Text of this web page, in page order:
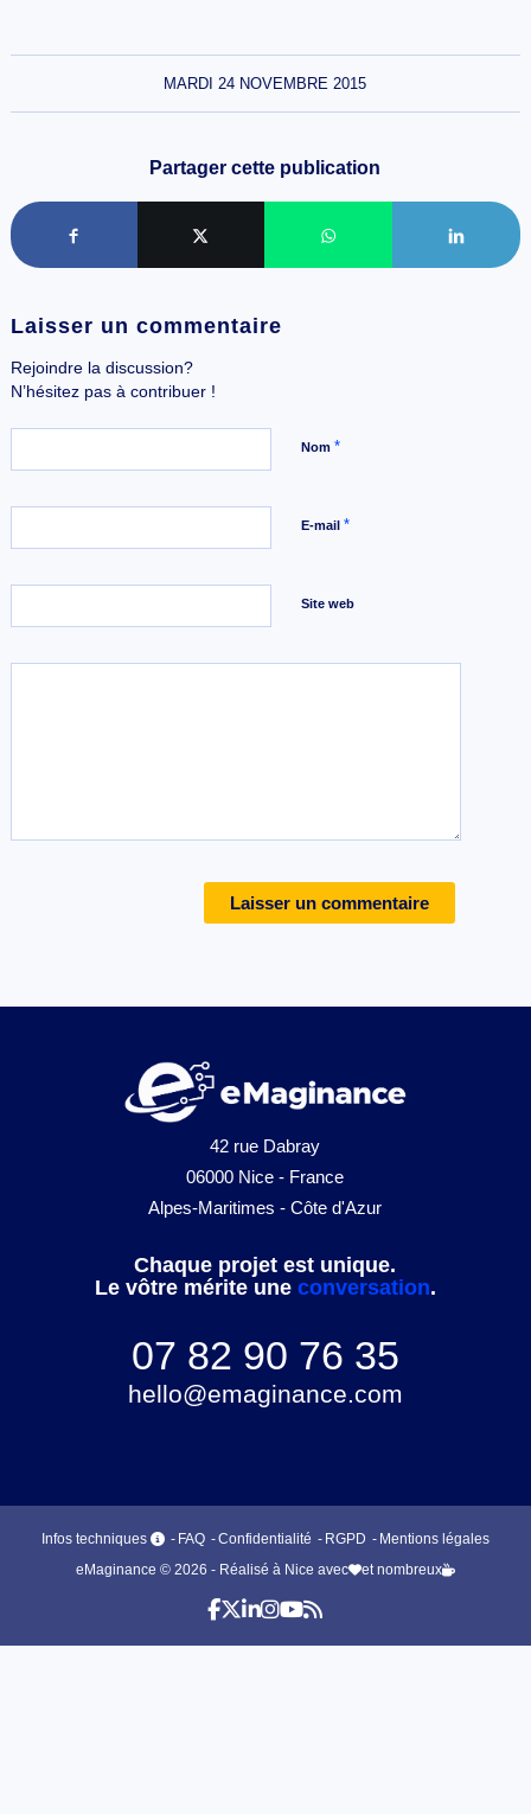
MARDI 24 NOVEMBRE 2015
Partager cette publication
Laisser un commentaire
Rejoindre la discussion?
N’hésitez pas à contribuer !
Nom *
E-mail *
Site web
42 rue Dabray
06000 Nice - France
Alpes-Maritimes - Côte d'Azur
Chaque projet est unique.
Le vôtre mérite une conversation.
07 82 90 76 35
hello@emaginance.com
Infos techniques FAQ Confidentialité RGPD
Mentions légales
eMaginance © 2026 - Réalisé à Nice avec
et nombreux